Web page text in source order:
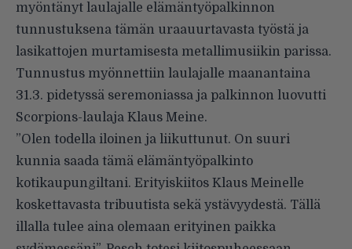
myöntänyt laulajalle elämäntyöpalkinnon
tunnustuksena tämän uraauurtavasta työstä ja
lasikattojen murtamisesta metallimusiikin parissa.
Tunnustus myönnettiin laulajalle maanantaina
31.3. pidetyssä seremoniassa ja palkinnon luovutti
Scorpions-laulaja Klaus Meine.
”Olen todella iloinen ja liikuttunut. On suuri
kunnia saada tämä elämäntyöpalkinto
kotikaupungiltani. Erityiskiitos Klaus Meinelle
koskettavasta tribuutista sekä ystävyydestä. Tällä
illalla tulee aina olemaan erityinen paikka